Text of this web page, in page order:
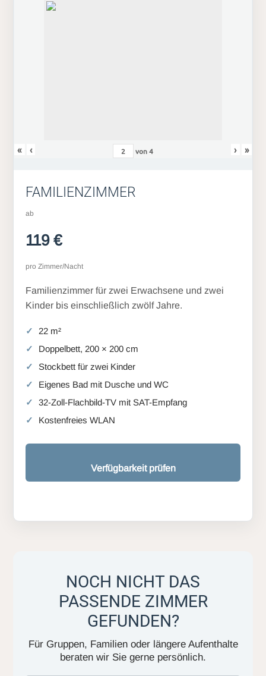
« ‹ von4 › »
FAMILIENZIMMER
ab
119 €
pro Zimmer/Nacht
Familienzimmer für zwei Erwachsene und zwei
Kinder bis einschließlich zwölf Jahre.
22 m²
Doppelbett, 200 × 200 cm
Stockbett für zwei Kinder
Eigenes Bad mit Dusche und WC
32-Zoll-Flachbild-TV mit SAT-Empfang
Kostenfreies WLAN
Verfügbarkeit prüfen
NOCH NICHT DAS
PASSENDE ZIMMER
GEFUNDEN?
Für Gruppen, Familien oder längere Aufenthalte
beraten wir Sie gerne persönlich.